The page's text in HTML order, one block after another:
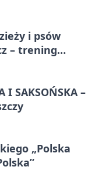
i psów
– trening
I SAKSOŃSKA –
„Polska